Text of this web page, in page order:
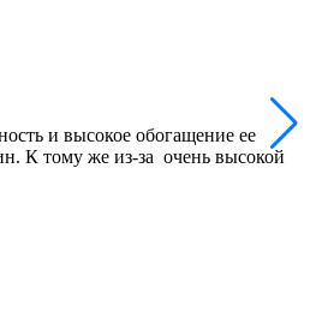
и высокое обогащение ее
К тому же из-за очень высокой